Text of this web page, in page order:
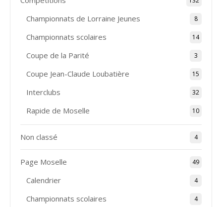
Championnats de Lorraine Jeunes 8
Championnats scolaires 14
Coupe de la Parité 3
Coupe Jean-Claude Loubatière 15
Interclubs 32
Rapide de Moselle 10
Non classé 4
Page Moselle 49
Calendrier 4
Championnats scolaires 4